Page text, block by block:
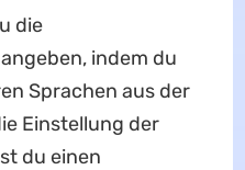
die
angeben, indem du
Sprachen aus der
Einstellung der
du einen